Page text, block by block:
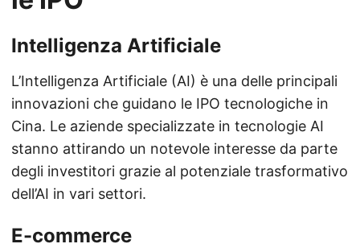
Intelligenza Artificiale
L’Intelligenza Artificiale (AI) è una delle principali
innovazioni che guidano le IPO tecnologiche in
Cina. Le aziende specializzate in tecnologie AI
stanno attirando un notevole interesse da parte
degli investitori grazie al potenziale trasformativo
dell’AI in vari settori.
E-commerce